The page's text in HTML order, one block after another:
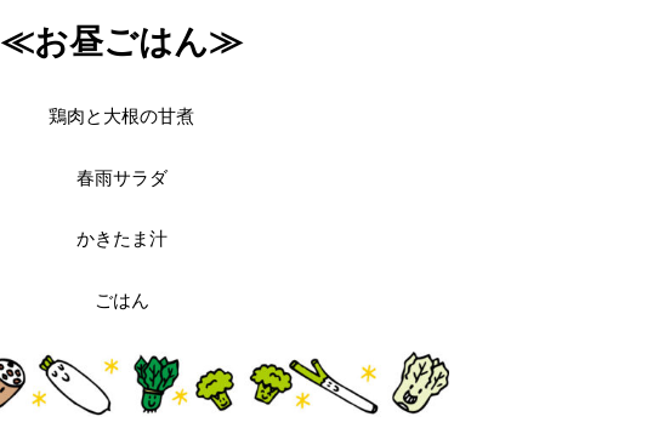
≪お昼ごはん≫
鶏肉と大根の甘煮
春雨サラダ
かきたま汁
ごはん